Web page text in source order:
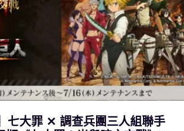
七大罪 ✕ 調查兵團三人組聯手